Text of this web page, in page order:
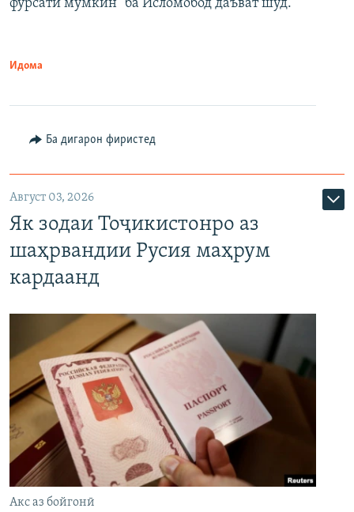
фурсати мумкин" ба Исломобод даъват шуд.
Идома
Ба дигарон фиристед
Август 03, 2026
Як зодаи Тоҷикистонро аз
шаҳрвандии Русия маҳрум
кардаанд
Акс аз бойгонӣ